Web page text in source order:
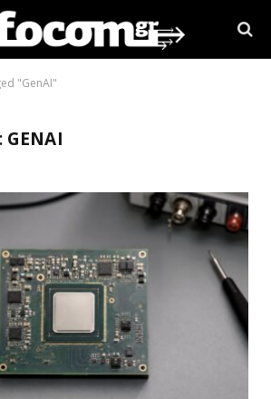
"GenAI"
GENAI